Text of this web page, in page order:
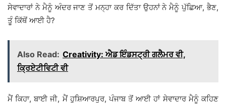
ਸੇਵਾਦਾਰਾਂ ਨੇ ਮੈਨੂੰ ਅੰਦਰ ਜਾਣ ਤੋਂ ਮਨ੍ਹਾ ਕਰ ਦਿੱਤਾ ਉਹਨਾਂ ਨੇ ਮੈਨੂੰ ਪੁੱਛਿਆ, ਭੈਣ,
ਤੂੰ ਕਿੱਥੋਂ ਆਈ ਹੈ?
Also Read: Creativity: ਐਡ ਇੰਡਸਟ੍ਰੀ ਗਲੈਮਰ ਵੀ,
ਕ੍ਰਿਏਟੀਵਿਟੀ ਵੀ
ਮੈਂ ਕਿਹਾ, ਬਾਈ ਜੀ, ਮੈਂ ਹੁਸ਼ਿਆਰਪੁਰ, ਪੰਜਾਬ ਤੋਂ ਆਈ ਹਾਂ ਸੇਵਾਦਾਰ ਮੈਨੂੰ ਕਹਿਣ